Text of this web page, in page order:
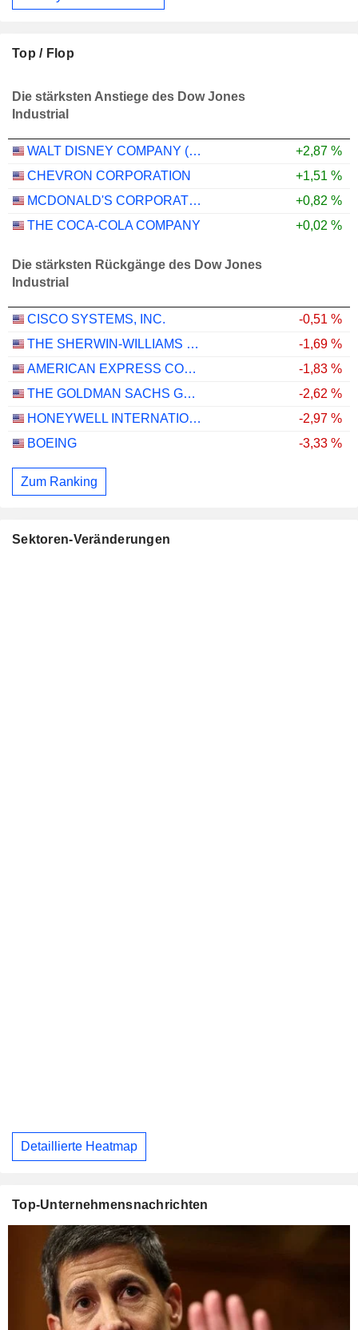
Top / Flop
Die stärksten Anstiege des Dow Jones
Industrial
WALT DISNEY COMPANY (THE)
+2,87 %
CHEVRON CORPORATION
+1,51 %
MCDONALD'S CORPORATION
+0,82 %
THE COCA-COLA COMPANY
+0,02 %
Die stärksten Rückgänge des Dow Jones
Industrial
CISCO SYSTEMS, INC.
-0,51 %
THE SHERWIN-WILLIAMS COMPANY
-1,69 %
AMERICAN EXPRESS COMPANY
-1,83 %
THE GOLDMAN SACHS GROUP, INC.
-2,62 %
HONEYWELL INTERNATIONAL INC.
-2,97 %
BOEING
-3,33 %
Zum Ranking
Sektoren-Veränderungen
Detaillierte Heatmap
Top-Unternehmensnachrichten